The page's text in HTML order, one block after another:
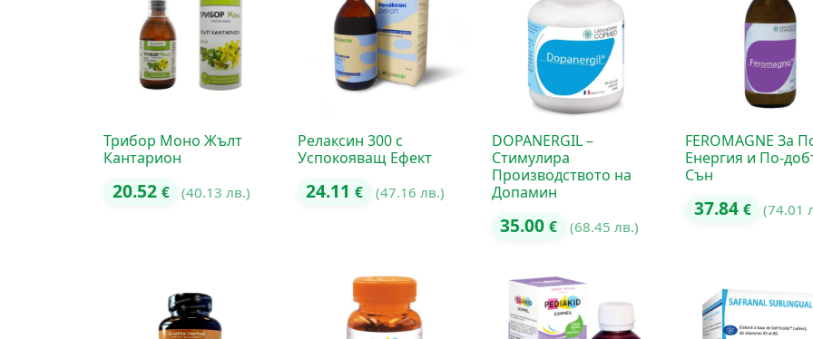
Трибор Моно Жълт
Кантарион
20.52 € (40.13 лв.)
Релаксин 300 с
Успокояващ Ефект
24.11€ (47.16 лв.)
DOPANERGIL –
Стимулира
Производството на
Допамин
35.00€ (68.45 лв.)
FEROMAGNE За
Енергия и По-
Сън
37.84 € (74.01